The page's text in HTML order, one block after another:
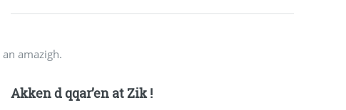
amazigh.
Akken d qqar’en at Zik !